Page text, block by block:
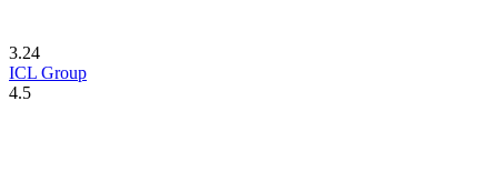
3.24
ICL Group
4.5